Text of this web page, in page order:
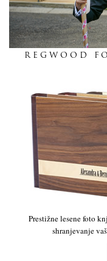
REGWOOD
Prestižne lesene foto
shranjevanje